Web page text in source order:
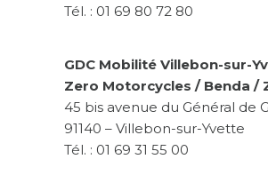
Tél. : 01 69 80 72 80
GDC Mobilité Villebon-sur-
Zero Motorcycles / Benda /
45 bis avenue du Général de
91140 – Villebon-sur-Yvette
Tél. : 01 69 31 55 00